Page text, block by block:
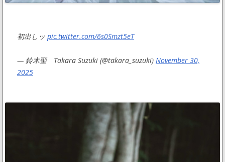
初出しッ pic.twitter.com/6s0Smzt5eT
— 鈴木聖 Takara Suzuki (@takara_suzuki) November 30,
2025